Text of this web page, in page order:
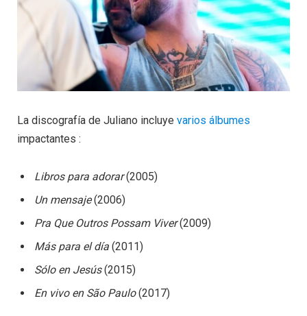
La discografía de Juliano incluye varios álbumes
impactantes :
Libros para adorar(2005)
Un mensaje(2006)
Pra Que Outros Possam Viver(2009)
Más para el día (2011)
Sólo en Jesús(2015)
En vivo en São Paulo(2017)